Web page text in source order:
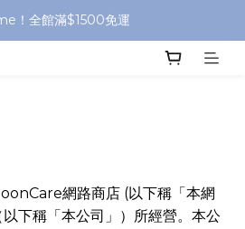
！全館滿$1500免運
網路商店 (以下稱「本網
下稱「本公司」）所經營。本公